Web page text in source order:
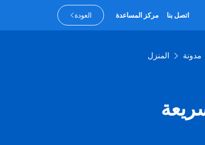
العودة مركز المساعدة اتصل بنا
المنزل مدونة